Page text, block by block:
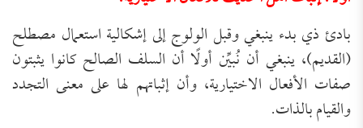
بادئ ذي بدء ينبغي وقبل الولوج إلى إشكالية استعمال مصطلح
(القديم)، ينبغي أن نُبيِّن أولًا أن السلف الصالح كانوا يثبتون
صفات الأفعال الاختيارية، وأن إثباتهم لها على معنى التجدد
والقيام بالذات.